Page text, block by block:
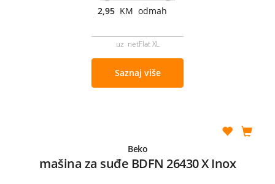
2,95 KM odmah
uz netFlat XL
Saznaj više
Beko
mašina za suđe BDFN 26430 X Inox